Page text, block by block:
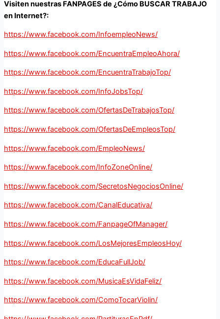
Visiten nuestras FANPAGES de ¿Cómo BUSCAR TRABAJO
en Internet?:
https://www.facebook.com/InfoempleoNews/
https://www.facebook.com/EncuentraEmpleoAhora/
https://www.facebook.com/EncuentraTrabajoTop/
https://www.facebook.com/InfoJobsTop/
https://www.facebook.com/OfertasDeTrabajosTop/
https://www.facebook.com/OfertasDeEmpleosTop/
https://www.facebook.com/EmpleoNews/
https://www.facebook.com/InfoZoneOnline/
https://www.facebook.com/SecretosNegociosOnline/
https://www.facebook.com/CanalEducativa/
https://www.facebook.com/FanpageOfManager/
https://www.facebook.com/LosMejoresEmpleosHoy/
https://www.facebook.com/EducaFullJob/
https://www.facebook.com/MusicaEsVidaFeliz/
https://www.facebook.com/ComoTocarViolin/